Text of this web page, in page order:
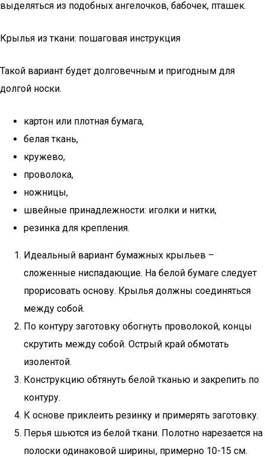
выделяться из подобных ангелочков, бабочек, пташек.
Крылья из ткани: пошаговая инструкция
Такой вариант будет долговечным и пригодным для
долгой носки.
картон или плотная бумага,
белая ткань,
кружево,
проволока,
ножницы,
швейные принадлежности: иголки и нитки,
резинка для крепления.
Идеальный вариант бумажных крыльев –
сложенные ниспадающие. На белой бумаге следует
прорисовать основу. Крылья должны соединяться
между собой.
По контуру заготовку обогнуть проволокой, концы
скрутить между собой. Острый край обмотать
изолентой.
Конструкцию обтянуть белой тканью и закрепить по
контуру.
К основе приклеить резинку и примерять заготовку.
Перья шьются из белой ткани. Полотно нарезается на
полоски одинаковой ширины, примерно 10-15 см.